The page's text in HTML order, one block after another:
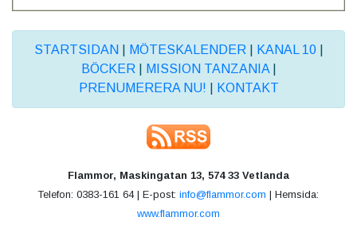
STARTSIDAN MÖTESKALENDER KANAL 10|
BÖCKER
MISSION TANZANIA|
PRENUMERERA NU!
KONTAKT
Flammor, Maskingatan 13, 574 33 Vetlanda
Telefon: 0383-161 64 | E-post: info@flammor.com | Hemsida:
www.flammor.com